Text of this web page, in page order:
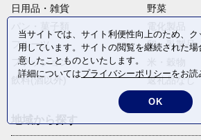
日用品・雑貨
野菜
フルーツ
卵・乳製品
ファッション
飲料(酒以外)
返礼品なし
当サイトでは、サイト利便性向上のため、
用しています。サイトの閲覧を継続された場
意したことものといたします。
詳細についてはプライバシーポリシーをお読
OK